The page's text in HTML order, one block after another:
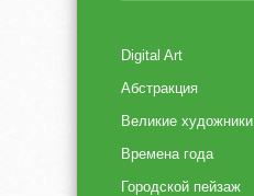
Digital Art
Абстракция
Великие художники
Времена года
Городской пейзаж